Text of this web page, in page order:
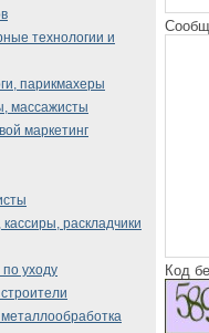
Код
технологии и
парикмахеры
массажисты
маркетинг
раскладчики
по уходу